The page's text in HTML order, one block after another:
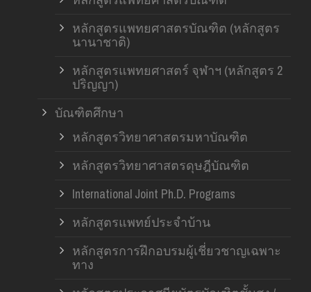
หลักสูตรแพทยศาสตรบัณฑิต (หลักสูตร
นานาชาติ)
หลักสูตรแพทยศาสตร์ จุฬาฯ (หลักสูตร 2
ปริญญา)
บัณฑิตศึกษา
หลักสูตรวิทยาศาสตรมหาบัณฑิต
หลักสูตรวิทยาศาสตรดุษฎีบัณฑิต
International Joint Ph.D. Programs
หลักสูตรแพทย์ประจำบ้าน
หลักสูตรการฝึกอบรมผู้เชี่ยวชาญเฉพาะ
ทาง